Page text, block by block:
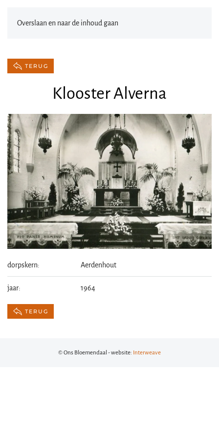
Overslaan en naar de inhoud gaan
TERUG
Klooster Alverna
dorpskern: Aerdenhout
jaar: 1964
TERUG
© Ons Bloemendaal - website: Interweave